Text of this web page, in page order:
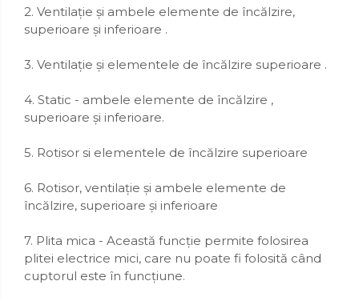
2. Ventilație și ambele elemente de încălzire,
superioare și inferioare .
3. Ventilație și elementele de încălzire superioare .
4. Static - ambele elemente de încălzire ,
superioare și inferioare.
5. Rotisor si elementele de încălzire superioare
6. Rotisor, ventilație și ambele elemente de
încălzire, superioare și inferioare
7. Plita mica - Această funcție permite folosirea
plitei electrice mici, care nu poate fi folosită când
cuptorul este în funcțiune.